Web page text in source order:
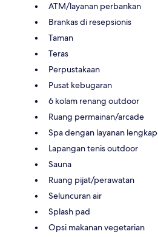
ATM/layanan perbankan
Brankas di resepsionis
Taman
Teras
Perpustakaan
Pusat kebugaran
6 kolam renang outdoor
Ruang permainan/arcade
Spa dengan layanan lengkap
Lapangan tenis outdoor
Sauna
Ruang pijat/perawatan
Seluncuran air
Splash pad
Opsi makanan vegetarian